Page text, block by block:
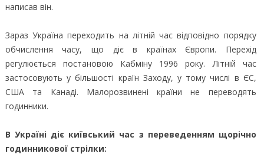
написав він.
Зараз Україна переходить на літній час відповідно порядку
обчислення часу, що діє в країнах Європи. Перехід
регулюється постановою Кабміну 1996 року. Літній час
застосовують у більшості країн Заходу, у тому числі в ЄС,
США та Канаді. Малорозвинені країни не переводять
годинники.
В Україні діє київський час з переведенням щорічно
годинникової стрілки: